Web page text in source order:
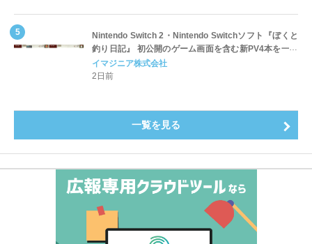
Nintendo Switch 2・Nintendo Switchソフト『ぼくと
釣り日記』 初公開のゲーム画面を含む新PV4本を一挙
公開！
イマジニア株式会社
2日前
一覧を見る